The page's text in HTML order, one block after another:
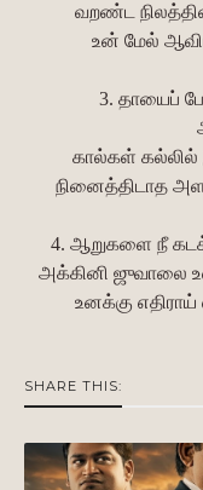
வறண்ட
உன் மேல்
3. தாயைப்
கால்கள் கல்லில்
நினைத்திடாத
4. ஆறுகளை நீ
அக்கினி ஜுவாலை
உனக்கு எதிராய்
SHARE THIS: